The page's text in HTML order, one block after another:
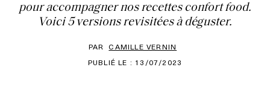
pour accompagner nos recettes confort food.
Voici 5 versions revisitées à déguster.
PAR CAMILLE VERNIN
PUBLIÉ LE : 13/07/2023